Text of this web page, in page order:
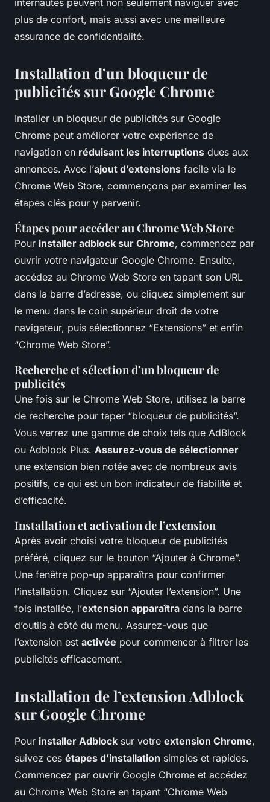
internautes peuvent non seulement naviguer avec
plus de confort, mais aussi avec une meilleure
assurance de confidentialité.
Installation d’un bloqueur de
publicités sur Google Chrome
Installer un bloqueur de publicités sur Google
Chrome peut améliorer votre expérience de
navigation en réduisant les interruptions dues aux
annonces. Avec l’ajout d’extensions facile via le
Chrome Web Store, commençons par examiner les
étapes clés pour y parvenir.
Étapes pour accéder au Chrome Web Store
Pour installer adblock sur Chrome, commencez par
ouvrir votre navigateur Google Chrome. Ensuite,
accédez au Chrome Web Store en tapant son URL
dans la barre d’adresse, ou cliquez simplement sur
le menu dans le coin supérieur droit de votre
navigateur, puis sélectionnez “Extensions” et enfin
“Chrome Web Store”.
Recherche et sélection d’un bloqueur de
publicités
Une fois sur le Chrome Web Store, utilisez la barre
de recherche pour taper “bloqueur de publicités”.
Vous verrez une gamme de choix tels que AdBlock
ou Adblock Plus. Assurez-vous de sélectionner
une extension bien notée avec de nombreux avis
positifs, ce qui est un bon indicateur de fiabilité et
d’efficacité.
Installation et activation de l’extension
Après avoir choisi votre bloqueur de publicités
préféré, cliquez sur le bouton “Ajouter à Chrome”.
Une fenêtre pop-up apparaîtra pour confirmer
l’installation. Cliquez sur “Ajouter l’extension”. Une
fois installée, l’extension apparaîtra dans la barre
d’outils à côté du menu. Assurez-vous que
l’extension est activée pour commencer à filtrer les
publicités efficacement.
Installation de l’extension Adblock
sur Google Chrome
Pour installer Adblock sur votre extension Chrome,
suivez ces étapes d’installation simples et rapides.
Commencez par ouvrir Google Chrome et accédez
au Chrome Web Store en tapant “Chrome Web